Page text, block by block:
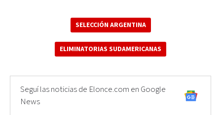
SELECCIÓN ARGENTINA
ELIMINATORIAS SUDAMERICANAS
Seguí las noticias de Elonce.com en Google
News